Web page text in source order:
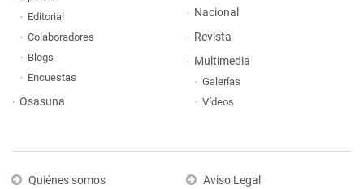
Editorial
Colaboradores
Blogs
Encuestas
Osasuna
Nacional
Revista
Multimedia
Galerías
Vídeos
Quiénes somos
Aviso Legal